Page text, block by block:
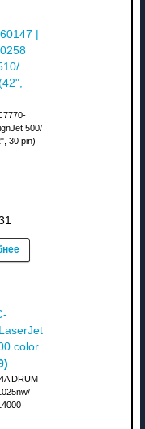
|
500/
30 pin)
color
)
DRUM